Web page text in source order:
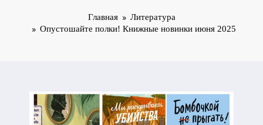
Главная
Литература
Опустошайте полки! Книжные новинки июня 2025